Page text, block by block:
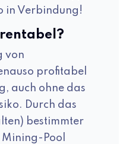
in Verbindung!
von
profitabel
auch ohne das
Durch das
bestimmter
Mining-Pool